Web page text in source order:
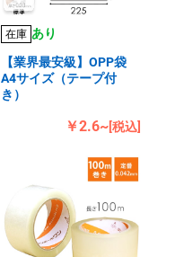
在庫 あり
【業界最安級】OPP袋
A4サイズ（テープ付
き）
￥2.6~[税込]